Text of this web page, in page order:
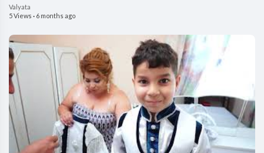
Valyata
5 Views · 6 months ago